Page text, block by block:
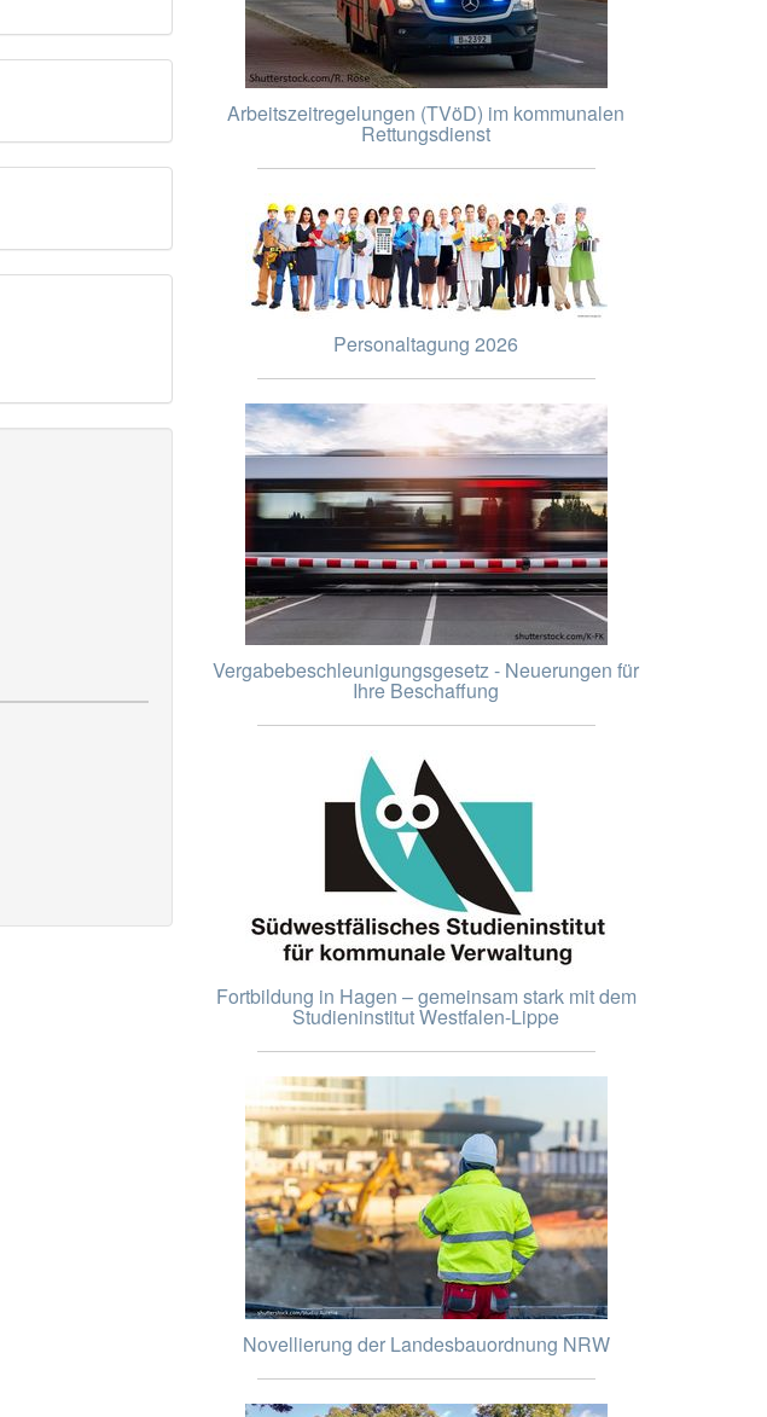
Arbeitszeitregelungen (TVöD) im kommunalen
Rettungsdienst
Personaltagung 2026
Vergabebeschleunigungsgesetz - Neuerungen für
Ihre Beschaffung
Fortbildung in Hagen – gemeinsam stark mit dem
Studieninstitut Westfalen-Lippe
Novellierung der Landesbauordnung NRW